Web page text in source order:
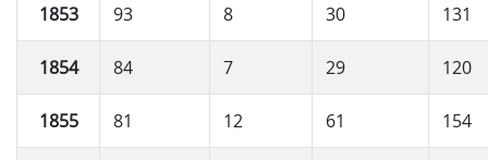
1853 93 8 30 131
1854 84 7 29 120
1855 81 12 61 154